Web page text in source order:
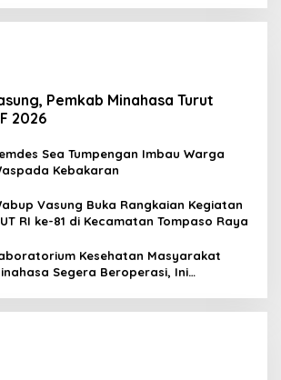
Pemkab Minahasa Turut
2026
Sea Tumpengan Imbau Warga
Kebakaran
Vasung Buka Rangkaian Kegiatan
RI ke-81 di Kecamatan Tompaso Raya
Kesehatan Masyarakat
Segera Beroperasi, Ini